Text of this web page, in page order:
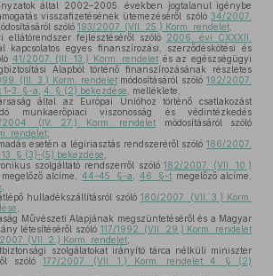
által 2002–2005. években jogtalanul igénybe
visszafizetésének ütemezéséről szóló 34/2007.
szóló 193/2007. (VII. 25.) Korm. rendelet
ellátórendszer fejlesztéséről szóló 2006. évi CXXXII.
kapcsolatos egyes finanszírozási, szerződéskötési és
41/2007. (III. 13.) Korm. rendelet és az egészségügyi
Alapból történő finanszírozásának részletes
(III. 3.) Korm. rendeletmódosításáról szóló192/2007.
§-a 4. § (2) bekezdése , melléklete,
által az Európai Unióhoz történő csatlakozást
munkaerőpiaci viszonosság és védintézkedés
2004. (IV. 27.) Korm. rendelet módosításáról szóló
rendelet
esetén a légiriasztás rendszeréről szóló 186/2007.
§ (3)–(5) bekezdése
szolgáltató rendszerről szóló182/2007. (VII. 10.)
megelőző alcíme, 44–45. §-a 46. §-t megelőző alcíme,
hulladékszállításról szóló180/2007. (VII. 3.) Korm.
Művészeti Alapjának megszüntetéséről és a Magyar
létesítéséről szóló 117/1992. (VII. 29.) Korm. rendelet
(VII. 2.) Korm. rendelet
szolgálatokat irányító tárca nélküli miniszter
szóló 177/2007. (VII. 1.) Korm. rendelet 4. § (2)